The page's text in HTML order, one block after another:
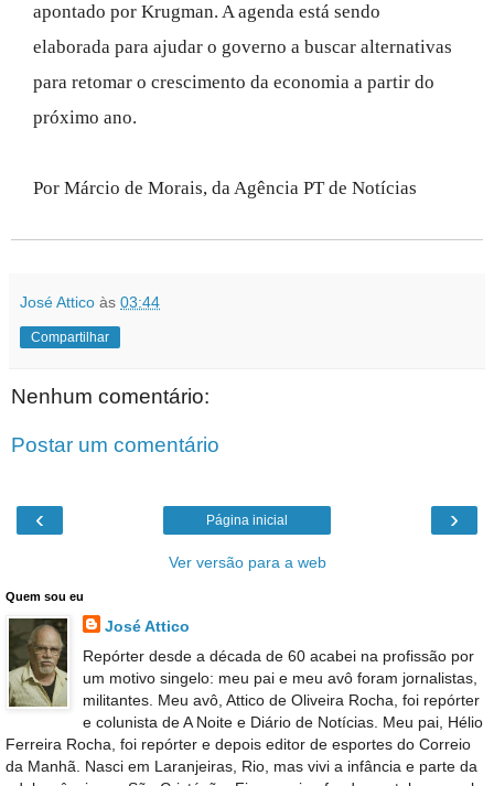
apontado por Krugman. A agenda está sendo
elaborada para ajudar o governo a buscar alternativas
para retomar o crescimento da economia a partir do
próximo ano.
Por Márcio de Morais, da Agência PT de Notícias
José Attico às 03:44
Compartilhar
Nenhum comentário:
Postar um comentário
‹ ›
Página inicial
Ver versão para a web
Quem sou eu
José Attico
Repórter desde a década de 60 acabei na profissão por
um motivo singelo: meu pai e meu avô foram jornalistas,
militantes. Meu avô, Attico de Oliveira Rocha, foi repórter
e colunista de A Noite e Diário de Notícias. Meu pai, Hélio
Ferreira Rocha, foi repórter e depois editor de esportes do Correio
da Manhã. Nasci em Laranjeiras, Rio, mas vivi a infância e parte da